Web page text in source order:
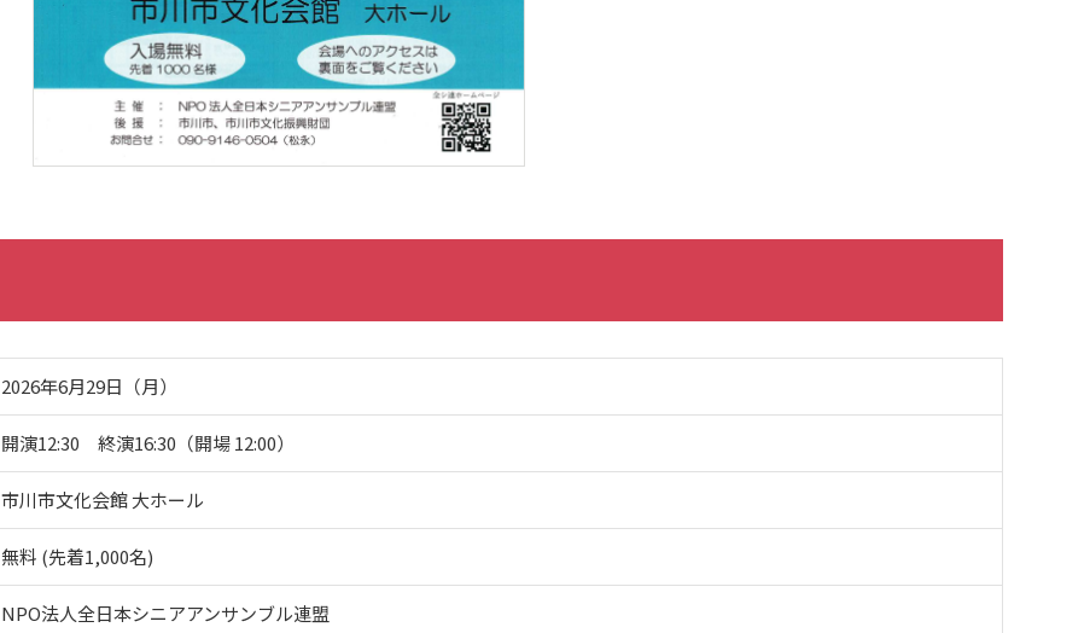
2026年6月29日（月）
開演12:30 終演16:30（開場 12:00）
市川市文化会館 大ホール
無料 (先着1,000名)
NPO法人全日本シニアアンサンブル連盟